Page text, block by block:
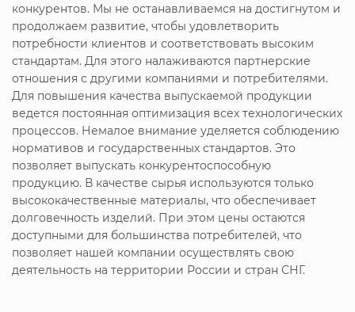
конкурентов. Мы не останавливаемся на достигнутом и
продолжаем развитие, чтобы удовлетворить
потребности клиентов и соответствовать высоким
стандартам. Для этого налаживаются партнерские
отношения с другими компаниями и потребителями.
Для повышения качества выпускаемой продукции
ведется постоянная оптимизация всех технологических
процессов. Немалое внимание уделяется соблюдению
нормативов и государственных стандартов. Это
позволяет выпускать конкурентоспособную
продукцию. В качестве сырья используются только
высококачественные материалы, что обеспечивает
долговечность изделий. При этом цены остаются
доступными для большинства потребителей, что
позволяет нашей компании осуществлять свою
деятельность на территории России и стран СНГ.